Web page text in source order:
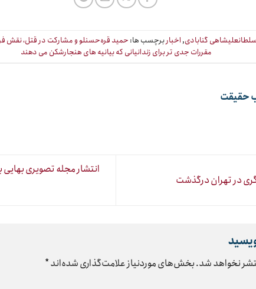
گنابادی,اخباربرچسب ها:حمید قره‌حسنلو و مشارکت در قتل، نقش
مقررات جدی تر برای زندانیانی که بیانیه های هنجارشکن می دهند
حقیقت
در تهران درگذشت
انتشار مجله تصویری
نخواهد شد.بخش‌های موردنیاز علامت‌گذاری شده‌اند*